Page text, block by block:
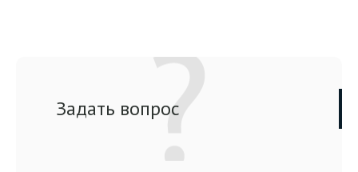
Задать вопрос